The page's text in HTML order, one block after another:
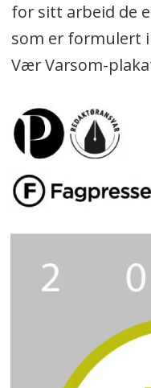
for sitt arbeid de
som er formulert
Vær Varsom-